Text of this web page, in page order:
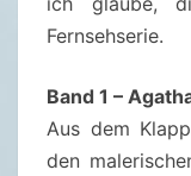
Fernsehserie.
Band 1 –
Aus dem
den